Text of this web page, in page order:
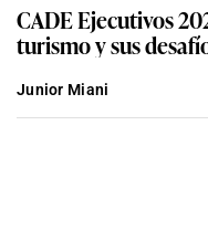
CADE Ejecutivos
turismo y sus
Junior Miani